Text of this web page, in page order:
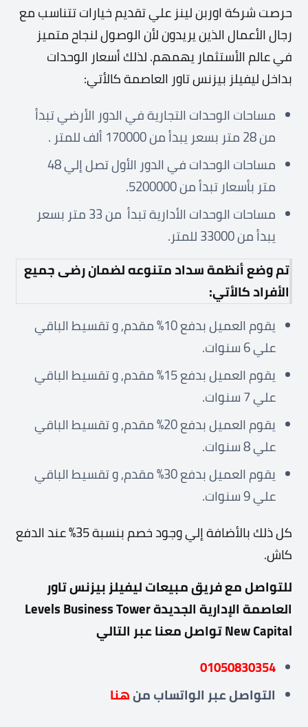
حرصت شركة اوربن لينز علي تقديم خيارات تتناسب مع
رجال الأعمال الذين يريدون لأن الوصول لنجاح متميز
في عالم الأستثمار يهمهم. لذلك أسعار الوحدات
بداخل ليفيلز بيزنس تاور العاصمة كالأتي:
مساحات الوحدات التجارية في الدور الأرضي تبدأ
من 28 متر بسعر يبدأ من 170000 ألف للمتر .
مساحات الوحدات في الدور الأول تصل إلي 48
متر بأسعار تبدأ من 5200000.
مساحات الوحدات الأدارية تبدأ من 33 متر بسعر
يبدأ من 33000 للمتر.
تم وضع أنظمة سداد متنوعه لضمان رضى جميع
الأفراد كالأتي:
يقوم العميل بدفع 10% مقدم, و تقسيط الباقي
علي 6 سنوات.
يقوم العميل بدفع 15% مقدم, و تقسيط الباقي
علي 7 سنوات.
يقوم العميل بدفع 20% مقدم, و تقسيط الباقي
علي 8 سنوات.
يقوم العميل بدفع 30% مقدم, و تقسيط الباقي
علي 9 سنوات.
كل ذلك بالأضافة إلي وجود خصم بنسبة 35% عند الدفع
كاش.
للتواصل مع فريق مبيعات ليفيلز بيزنس تاور
العاصمة الإدارية الجديدة Levels Business Tower
New Capital تواصل معنا عبر التالي
01050830354
التواصل عبرالواتساب منهنا